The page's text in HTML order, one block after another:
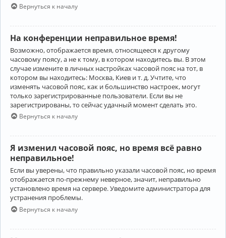
Вернуться к началу
На конференции неправильное время!
Возможно, отображается время, относящееся к другому
часовому поясу, а не к тому, в котором находитесь вы. В этом
случае измените в личных настройках часовой пояс на тот, в
котором вы находитесь: Москва, Киев и т. д. Учтите, что
изменять часовой пояс, как и большинство настроек, могут
только зарегистрированные пользователи. Если вы не
зарегистрированы, то сейчас удачный момент сделать это.
Вернуться к началу
Я изменил часовой пояс, но время всё равно
неправильное!
Если вы уверены, что правильно указали часовой пояс, но время
отображается по-прежнему неверное, значит, неправильно
установлено время на сервере. Уведомите администратора для
устранения проблемы.
Вернуться к началу